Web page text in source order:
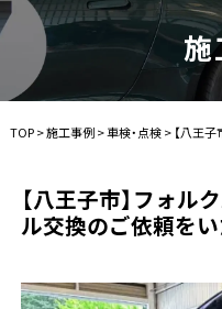
施
TOP>施工事例>車検・点検> 【八王
【八王子市】フォル
ル交換のご依頼をい